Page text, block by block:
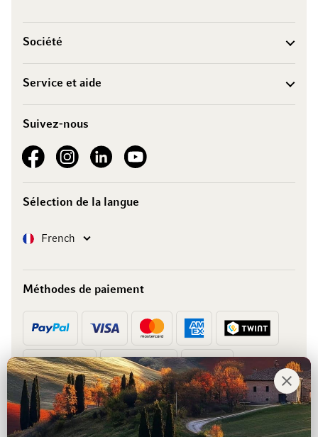
Société
Service et aide
Suivez-nous
See our FacebookSee our Instagram account
See our LinkedInSee our YouTube channel
Sélection de la langue
LangueFrench
Méthodes de paiement
Prépaiement Facture